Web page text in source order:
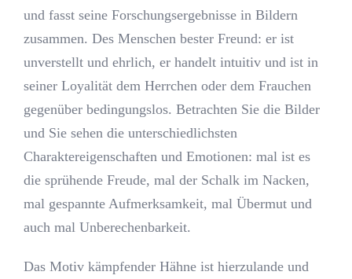
und fasst seine Forschungsergebnisse in Bildern
zusammen. Des Menschen bester Freund: er ist
unverstellt und ehrlich, er handelt intuitiv und ist in
seiner Loyalität dem Herrchen oder dem Frauchen
gegenüber bedingungslos. Betrachten Sie die Bilder
und Sie sehen die unterschiedlichsten
Charaktereigenschaften und Emotionen: mal ist es
die sprühende Freude, mal der Schalk im Nacken,
mal gespannte Aufmerksamkeit, mal Übermut und
auch mal Unberechenbarkeit.
Das Motiv kämpfender Hähne ist hierzulande und